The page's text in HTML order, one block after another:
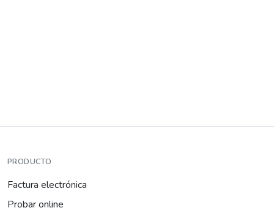
PRODUCTO
Factura electrónica
Probar online